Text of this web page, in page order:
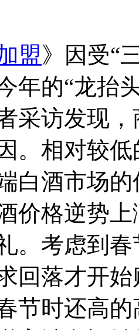
盟》因受“
年的“龙抬
采访发现
。相对较
白酒市场的
格逆势上
。考虑到
回落才开
节时还高